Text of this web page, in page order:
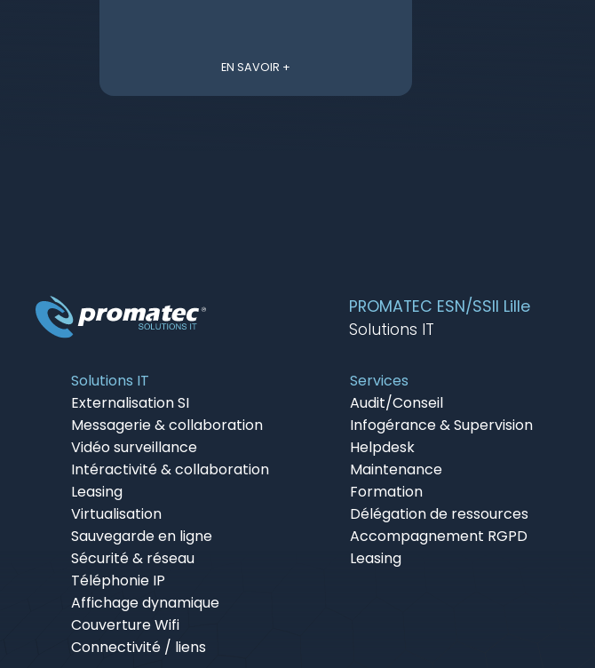
EN SAVOIR +
PROMATEC ESN/SSII Lille
Solutions IT
Solutions IT
Externalisation SI
Messagerie & collaboration
Vidéo surveillance
Intéractivité & collaboration
Leasing
Virtualisation
Sauvegarde en ligne
Sécurité & réseau
Téléphonie IP
Affichage dynamique
Couverture Wifi
Connectivité / liens
Services
Audit/Conseil
Infogérance & Supervision
Helpdesk
Maintenance
Formation
Délégation de ressources
Accompagnement RGPD
Leasing